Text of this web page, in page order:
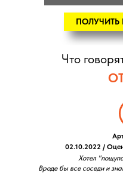
ПОЛУЧИТЬ
Что
Хотел
Вроде бы все соседи и
02.10.2022 /